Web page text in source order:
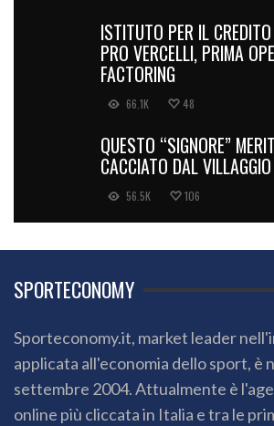
ISTITUTO PER IL
PRO VERCELLI, PRIMA
FACTORING
66.1K 48
QUESTO “SIGNORE”
CACCIATO DAL
56.5K 106
SPORTECONOMY
Sporteconomy.it, market leader
applicata all'economia dello sport, è
settembre 2004. Attualmente è
online più cliccata in Italia e tra le